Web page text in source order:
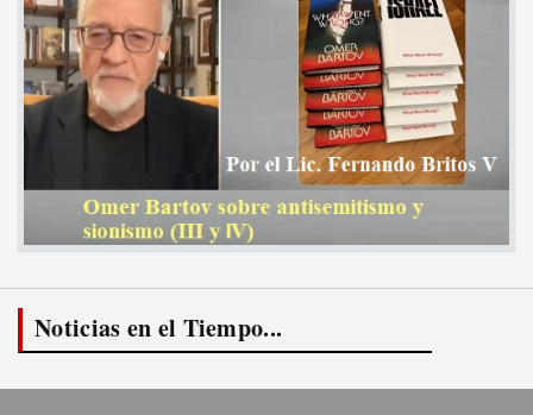
Noticias en el Tiempo...